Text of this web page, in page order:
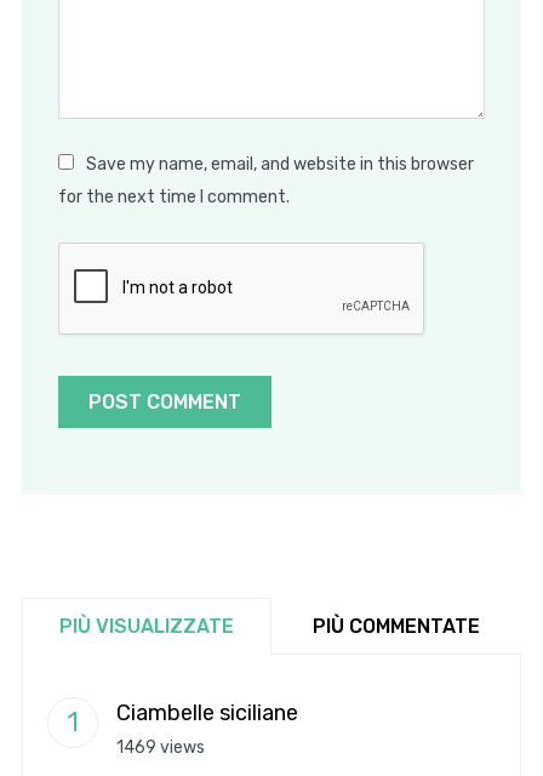
Save my name, email, and website in this browser
for the next time I comment.
PIÙ VISUALIZZATE PIÙ COMMENTATE
Ciambelle siciliane
1469 views